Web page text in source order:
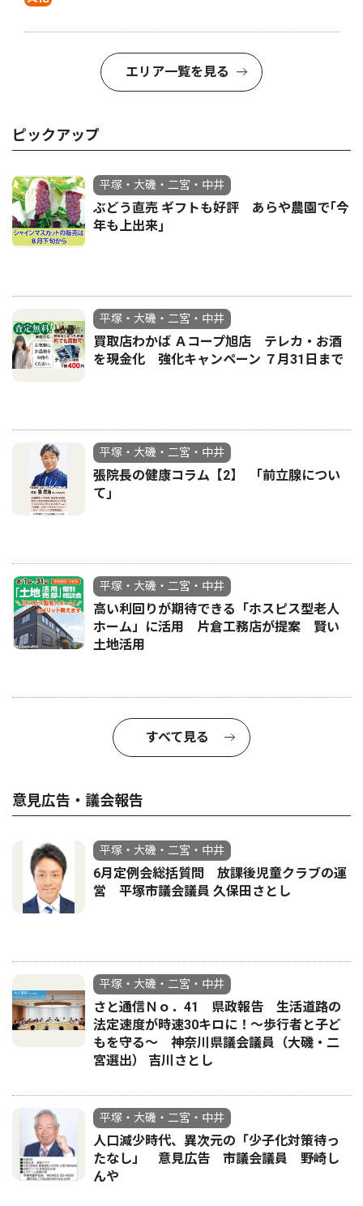
エリア一覧を見る
ピックアップ
平塚・大磯・二宮・中井
ぶどう直売 ギフトも好評 あらや農園で｢今
年も上出来｣
平塚・大磯・二宮・中井
買取店わかば Ａコープ旭店 テレカ・お酒
を現金化 強化キャンペーン ７月31日まで
平塚・大磯・二宮・中井
張院長の健康コラム【2】 ｢前立腺につい
て｣
平塚・大磯・二宮・中井
高い利回りが期待できる「ホスピス型老人
ホーム」に活用 片倉工務店が提案 賢い
土地活用
すべて見る
意見広告・議会報告
平塚・大磯・二宮・中井
6月定例会総括質問 放課後児童クラブの運
営 平塚市議会議員 久保田さとし
平塚・大磯・二宮・中井
さと通信Ｎｏ．41 県政報告 生活道路の
法定速度が時速30キロに！〜歩行者と子ど
もを守る〜 神奈川県議会議員（大磯・二
宮選出） 吉川さとし
平塚・大磯・二宮・中井
人口減少時代、異次元の「少子化対策待っ
たなし」 意見広告 市議会議員 野崎し
んや